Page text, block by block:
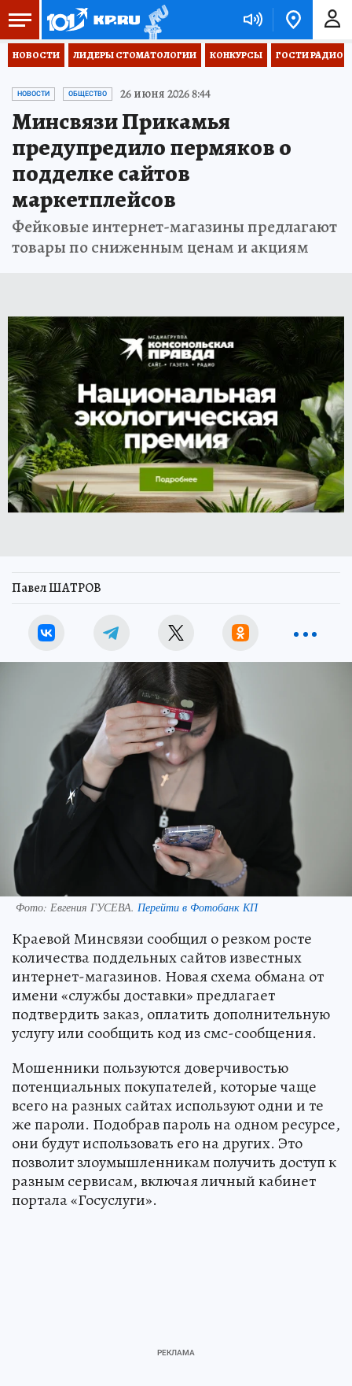
НОВОСТИ ЛИДЕРЫ СТОМАТОЛОГИИ КОНКУРСЫ ГОСТИ РАДИО
НОВОСТИ ОБЩЕСТВО 26 июня 2026 8:44
Минсвязи Прикамья
предупредило пермяков о
подделке сайтов
маркетплейсов
Фейковые интернет-магазины предлагают
товары по сниженным ценам и акциям
Павел ШАТРОВ
Фото: Евгения ГУСЕВА. Перейти в Фотобанк КП
Краевой Минсвязи сообщил о резком росте
количества поддельных сайтов известных
интернет-магазинов. Новая схема обмана от
имени «службы доставки» предлагает
подтвердить заказ, оплатить дополнительную
услугу или сообщить код из смс-сообщения.
Мошенники пользуются доверчивостью
потенциальных покупателей, которые чаще
всего на разных сайтах используют одни и те
же пароли. Подобрав пароль на одном ресурсе,
они будут использовать его на других. Это
позволит злоумышленникам получить доступ к
разным сервисам, включая личный кабинет
портала «Госуслуги».